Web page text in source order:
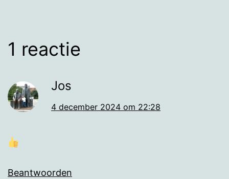
1 reactie
Jos
4 december 2024 om 22:28
Beantwoorden